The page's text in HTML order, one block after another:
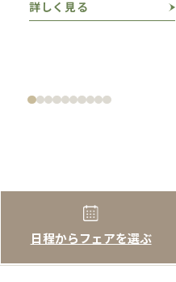
詳しく見る
日程からフェアを選ぶ